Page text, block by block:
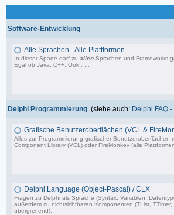
Software-Entwicklung
Alle Sprachen - Alle Plattformen
In dieser Sparte darf zuallen Sprachen und Frameworks
Egal ob Java, C++, Ook!, ...
Delphi Programmierung (siehe auch: Delphi FAQ
Grafische Benutzeroberflächen (VCL &
Alles zur Programmierung grafischer Benutzeroberflächen
Component Library (VCL) oder FireMonkey (alle
Delphi Language (Object-Pascal) / CLX
Fragen zu Delphi als Sprache (Syntax, Variablen,
außerdem zu nichtsichtbaren Komponenten (TList,
übergreifend).